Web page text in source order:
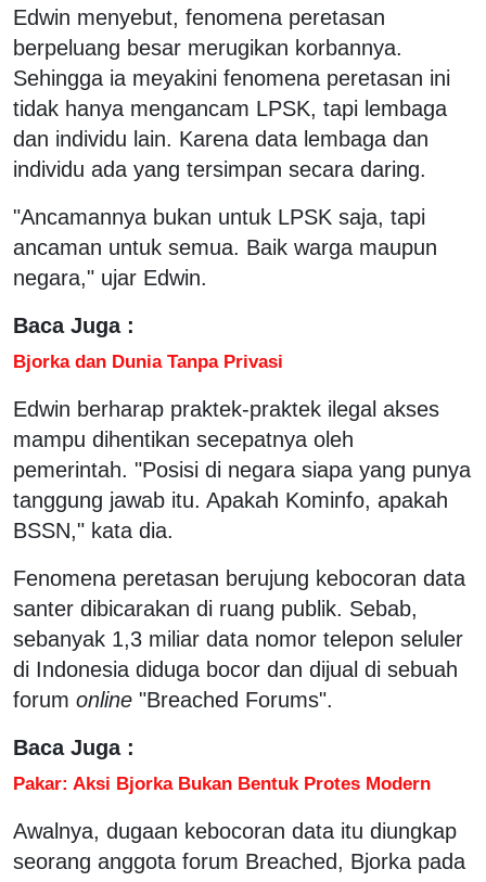
Edwin menyebut, fenomena peretasan
berpeluang besar merugikan korbannya.
Sehingga ia meyakini fenomena peretasan ini
tidak hanya mengancam LPSK, tapi lembaga
dan individu lain. Karena data lembaga dan
individu ada yang tersimpan secara daring.
"Ancamannya bukan untuk LPSK saja, tapi
ancaman untuk semua. Baik warga maupun
negara," ujar Edwin.
Baca Juga :
Bjorka dan Dunia Tanpa Privasi
Edwin berharap praktek-praktek ilegal akses
mampu dihentikan secepatnya oleh
pemerintah. "Posisi di negara siapa yang punya
tanggung jawab itu. Apakah Kominfo, apakah
BSSN," kata dia.
Fenomena peretasan berujung kebocoran data
santer dibicarakan di ruang publik. Sebab,
sebanyak 1,3 miliar data nomor telepon seluler
di Indonesia diduga bocor dan dijual di sebuah
forum online "Breached Forums".
Baca Juga :
Pakar: Aksi Bjorka Bukan Bentuk Protes Modern
Awalnya, dugaan kebocoran data itu diungkap
seorang anggota forum Breached, Bjorka pada